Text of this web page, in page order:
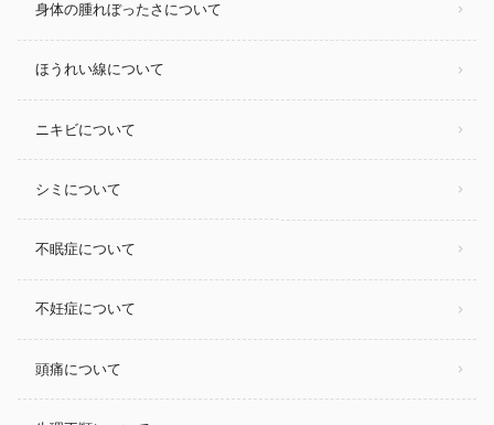
身体の腫れぼったさについて
ほうれい線について
ニキビについて
シミについて
不眠症について
不妊症について
頭痛について